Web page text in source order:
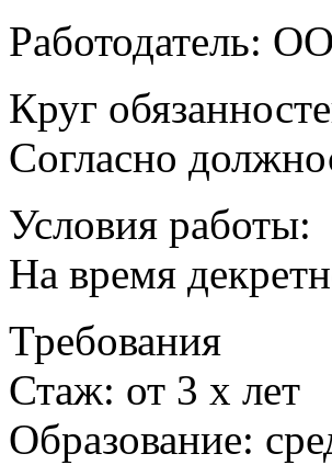
Работодатель:
Круг
Согласно
Условия работы:
На время
Требования
Стаж: от 3 х лет
Образование: